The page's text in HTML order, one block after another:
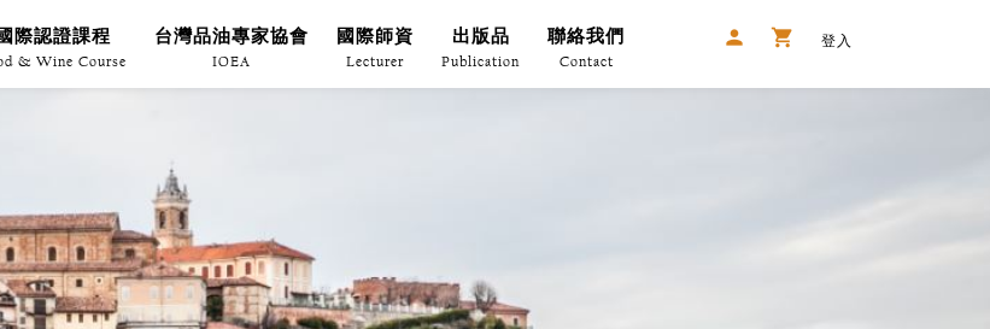
際認證課程
& Wine Course
台灣品油專家協會
IOEA
國際師資
Lecturer
出版品
Publication
聯絡我們
Contact
  登入